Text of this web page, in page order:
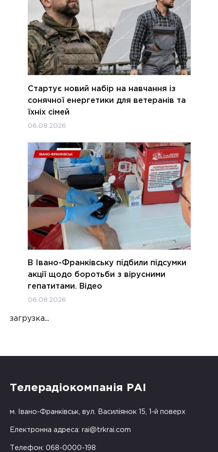
Стартує новий набір на навчання із
сонячної енергетики для ветеранів та
їхніх сімей
06.08.2026
В Івано-Франківську підбили підсумки
акції щодо боротьби з вірусними
гепатитами. Відео
06.08.2026
загрузка...
Телерадіокомпанія РАІ
м. Івано-Франківськ, вул. Василіянок 15, 1-й поверх
Електронна адреса: rai@trkrai.com
Телефон: 068-0000-198